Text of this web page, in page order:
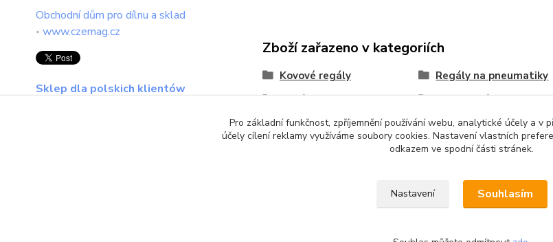
Obchodní dům pro dílnu a sklad
- www.czemag.cz
Sklep dla polskich klientów
Zboží zařazeno v kategoriích
Kovové regály Regály na pneumatiky
Regály do sklepa
výška regálu 1800 mm
Pro základní funkčnost, zpříjemnění používání webu, analytické účely a v
účely cílení reklamy využíváme soubory cookies. Nastavení vlastních
odkazem ve spodní části stránek.
Nastavení Souhlasím